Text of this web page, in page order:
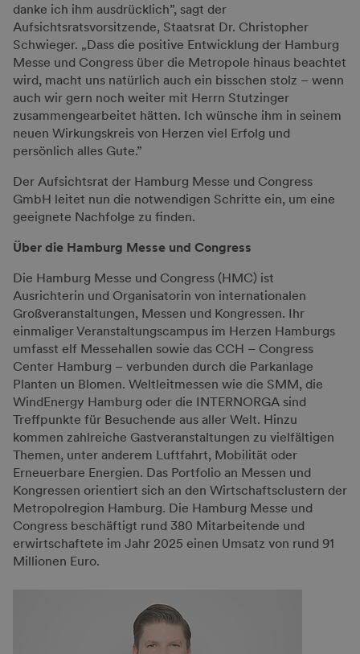
danke ich ihm ausdrücklich”, sagt der
Aufsichtsratsvorsitzende, Staatsrat Dr. Christopher
Schwieger. „Dass die positive Entwicklung der Hamburg
Messe und Congress über die Metropole hinaus beachtet
wird, macht uns natürlich auch ein bisschen stolz – wenn
auch wir gern noch weiter mit Herrn Stutzinger
zusammengearbeitet hätten. Ich wünsche ihm in seinem
neuen Wirkungskreis von Herzen viel Erfolg und
persönlich alles Gute.”
Der Aufsichtsrat der Hamburg Messe und Congress
GmbH leitet nun die notwendigen Schritte ein, um eine
geeignete Nachfolge zu finden.
Über die Hamburg Messe und Congress
Die Hamburg Messe und Congress (HMC) ist
Ausrichterin und Organisatorin von internationalen
Großveranstaltungen, Messen und Kongressen. Ihr
einmaliger Veranstaltungscampus im Herzen Hamburgs
umfasst elf Messehallen sowie das CCH – Congress
Center Hamburg – verbunden durch die Parkanlage
Planten un Blomen. Weltleitmessen wie die SMM, die
WindEnergy Hamburg oder die INTERNORGA sind
Treffpunkte für Besuchende aus aller Welt. Hinzu
kommen zahlreiche Gastveranstaltungen zu vielfältigen
Themen, unter anderem Luftfahrt, Mobilität oder
Erneuerbare Energien. Das Portfolio an Messen und
Kongressen orientiert sich an den Wirtschaftsclustern der
Metropolregion Hamburg. Die Hamburg Messe und
Congress beschäftigt rund 380 Mitarbeitende und
erwirtschaftete im Jahr 2025 einen Umsatz von rund 91
Millionen Euro.